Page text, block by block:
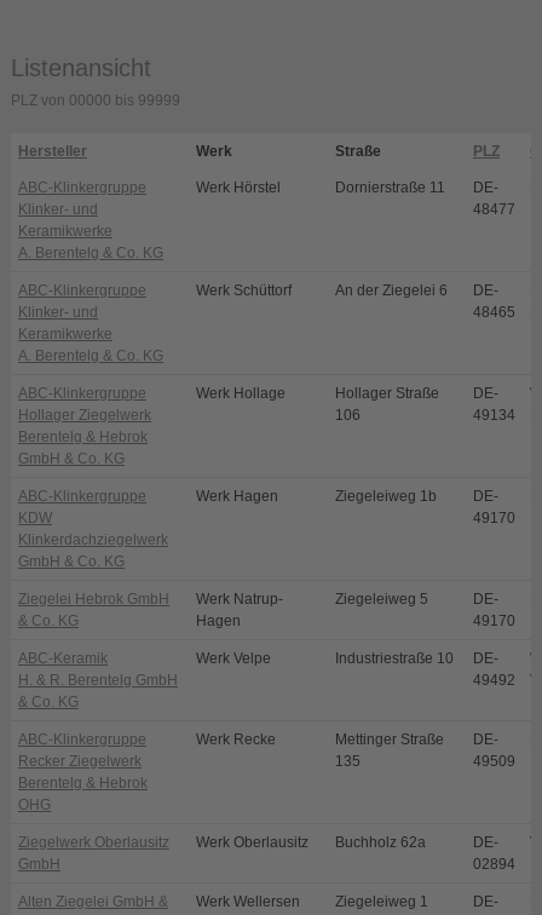
Listenansicht
PLZ von 00000 bis 99999
Hersteller Werk Straße PLZ
ABC-Klinkergruppe
Klinker- und
Keramikwerke
A. Berentelg & Co. KG
Werk Hörstel Dornierstraße 11
DE-
48477
ABC-Klinkergruppe
Klinker- und
Keramikwerke
A. Berentelg & Co. KG
Werk Schüttorf An der Ziegelei 6
DE-
48465
ABC-Klinkergruppe
Hollager Ziegelwerk
Berentelg & Hebrok
GmbH & Co. KG
Werk Hollage
Hollager Straße
106
DE-
49134
ABC-Klinkergruppe
KDW
Klinkerdachziegelwerk
GmbH & Co. KG
Werk Hagen Ziegeleiweg 1b
DE-
49170
Ziegelei Hebrok GmbH
& Co. KG
Werk Natrup-
Hagen
Ziegeleiweg 5
DE-
49170
ABC-Keramik
H. & R. Berentelg GmbH
& Co. KG
Werk Velpe Industriestraße 10
DE-
49492
ABC-Klinkergruppe
Recker Ziegelwerk
Berentelg & Hebrok
OHG
Werk Recke
Mettinger Straße
135
DE-
49509
Ziegelwerk Oberlausitz
GmbH
Werk Oberlausitz Buchholz 62a
DE-
02894
Alten Ziegelei GmbH & Werk Wellersen Ziegeleiweg 1 DE-